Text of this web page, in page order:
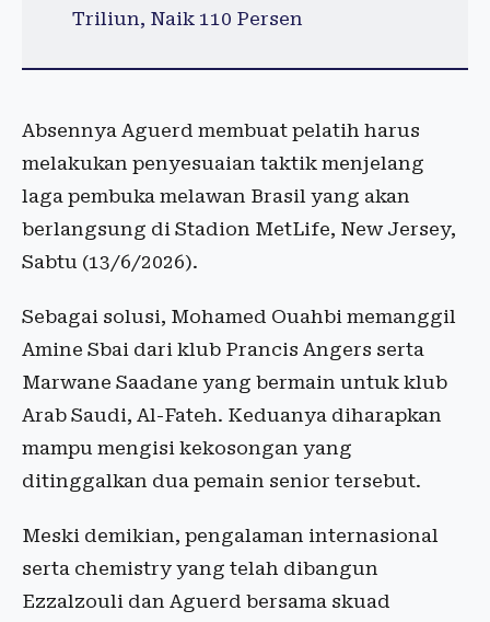
Triliun, Naik 110 Persen
Absennya Aguerd membuat pelatih harus
melakukan penyesuaian taktik menjelang
laga pembuka melawan Brasil yang akan
berlangsung di Stadion MetLife, New Jersey,
Sabtu (13/6/2026).
Sebagai solusi, Mohamed Ouahbi memanggil
Amine Sbai dari klub Prancis Angers serta
Marwane Saadane yang bermain untuk klub
Arab Saudi, Al-Fateh. Keduanya diharapkan
mampu mengisi kekosongan yang
ditinggalkan dua pemain senior tersebut.
Meski demikian, pengalaman internasional
serta chemistry yang telah dibangun
Ezzalzouli dan Aguerd bersama skuad